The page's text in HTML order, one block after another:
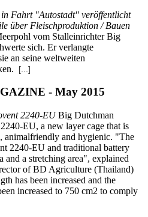
Fahrt "Autostadt" veröffentlicht
über Fleischproduktion / Bauen
vom Stalleinrichter Big
sich. Er verlangte
an seine weltweiten
[...]
- May 2015
2240-EUBig Dutchman
EU, a new layer cage that is
animalfriendly and hygienic. "The
2240-EU and traditional battery
and a stretching area", explained
of BD Agriculture (Thailand)
has been increased and the
increased to 750 cm2 to comply